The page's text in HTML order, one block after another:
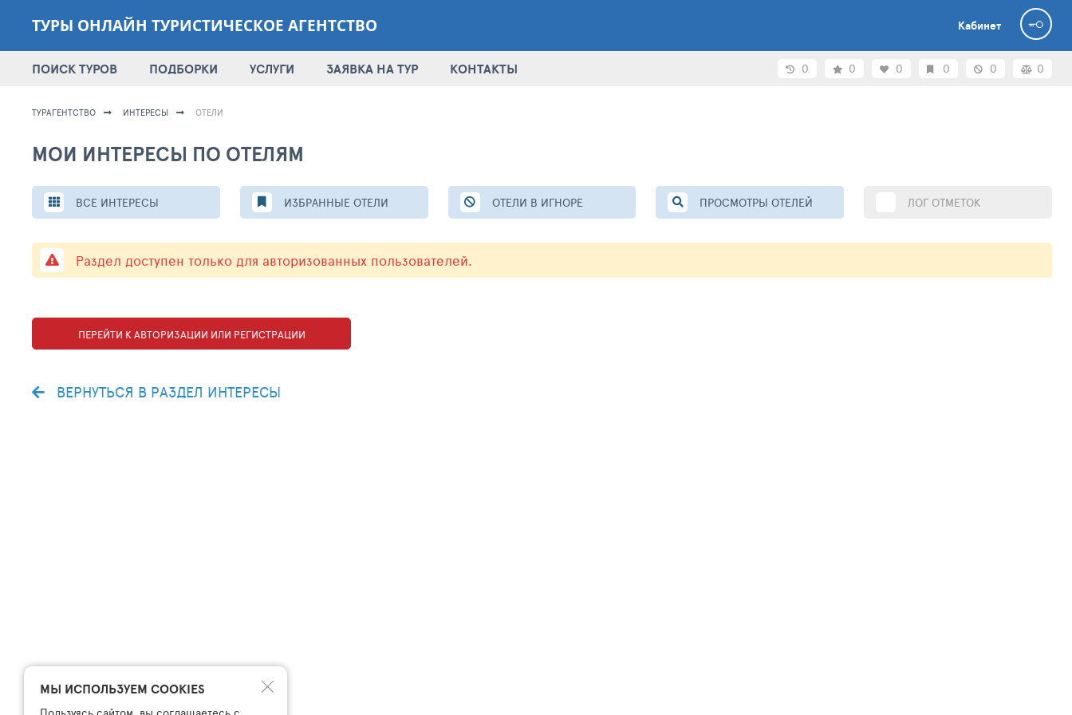
ТУРЫ ОНЛАЙН ТУРИСТИЧЕСКОЕ АГЕНТСТВО Кабинет
ПОИСК ТУРОВ ПОДБОРКИ УСЛУГИ ЗАЯВКА НА ТУР КОНТАКТЫ 0 0 0 0 0 0
ТУРАГЕНТСТВО ИНТЕРЕСЫ ОТЕЛИ
МОИ ИНТЕРЕСЫ ПО ОТЕЛЯМ
ВСЕ ИНТЕРЕСЫ ИЗБРАННЫЕ ОТЕЛИ ОТЕЛИ В ИГНОРЕ ПРОСМОТРЫ ОТЕЛЕЙ ЛОГ ОТМЕТОК
Раздел доступен только для авторизованных пользователей.
ПЕРЕЙТИ К АВТОРИЗАЦИИ ИЛИ РЕГИСТРАЦИИ
ВЕРНУТЬСЯ В РАЗДЕЛ ИНТЕРЕСЫ
МЫ ИСПОЛЬЗУЕМ COOKIES